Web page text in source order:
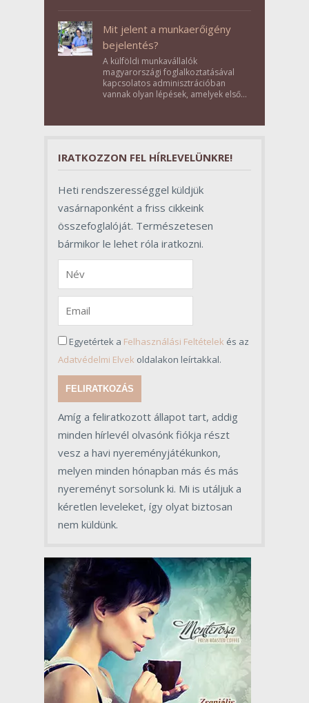
Mit jelent a munkaerőigény
bejelentés?
A külföldi munkavállalók
magyarországi foglalkoztatásával
kapcsolatos adminisztrációban
vannak olyan lépések, amelyek első
szerepet töltenek be az egész
IRATKOZZON FEL HÍRLEVELÜNKRE!
Heti rendszerességgel küldjük
vasárnaponként a friss cikkeink
összefoglalóját. Természetesen
bármikor le lehet róla iratkozni.
Egyetértek a Felhasználási Feltételek és az
Adatvédelmi Elvek oldalakon leírtakkal.
FELIRATKOZÁS
Amíg a feliratkozott állapot tart, addig
minden hírlevél olvasónk fiókja részt
vesz a havi nyereményjátékunkon,
melyen minden hónapban más és más
nyereményt sorsolunk ki. Mi is utáljuk a
kéretlen leveleket, így olyat biztosan
nem küldünk.